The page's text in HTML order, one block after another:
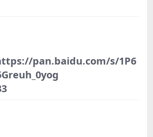
pan.baidu.com/s/1P6